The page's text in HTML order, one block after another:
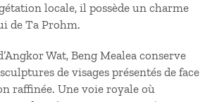
locale, il possède un charme
de Ta Prohm.
Wat, Beng Mealea conserve
de visages présentés de face
raffinée. Une voie royale où